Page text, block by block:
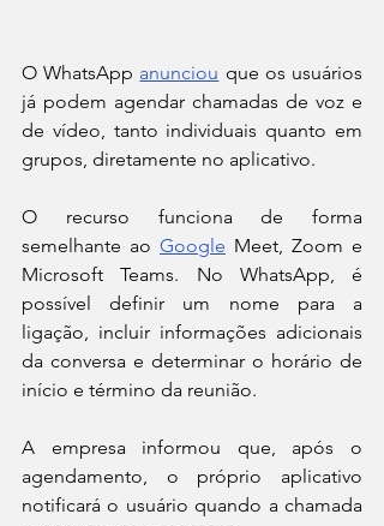
O WhatsApp anunciou que os usuários
já podem agendar chamadas de voz e
de vídeo, tanto individuais quanto em
grupos, diretamente no aplicativo.
O recurso funciona de forma
semelhante ao Google Meet, Zoom e
Microsoft Teams. No WhatsApp, é
possível definir um nome para a
ligação, incluir informações adicionais
da conversa e determinar o horário de
início e término da reunião.
A empresa informou que, após o
agendamento, o próprio aplicativo
notificará o usuário quando a chamada